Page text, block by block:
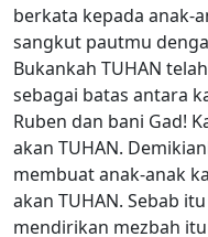
berkata kepada anak-
sangkut pautmu
Bukankah TUHAN
sebagai batas antara
Ruben dan bani Gad!
akan TUHAN.
membuat anak-anak
akan TUHAN. Sebab
mendirikan mezbah